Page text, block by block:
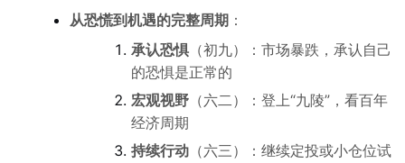
从恐慌到机遇的完整周期 ：
承认恐惧（初九）：市场暴跌，承认自己
的恐惧是正常的
宏观视野（六二）：登上“九陵”，看百年
经济周期
持续行动（六三）：继续定投或小仓位试